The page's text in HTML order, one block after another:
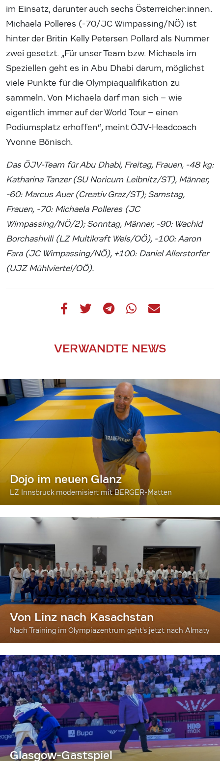
im Einsatz, darunter auch sechs Österreicher:innen.
Michaela Polleres (-70/JC Wimpassing/NÖ) ist
hinter der Britin Kelly Petersen Pollard als Nummer
zwei gesetzt. „Für unser Team bzw. Michaela im
Speziellen geht es in Abu Dhabi darum, möglichst
viele Punkte für die Olympiaqualifikation zu
sammeln. Von Michaela darf man sich – wie
eigentlich immer auf der World Tour – einen
Podiumsplatz erhoffen“, meint ÖJV-Headcoach
Yvonne Bönisch.
Das ÖJV-Team für Abu Dhabi, Freitag, Frauen, -48 kg:
Katharina Tanzer (SU Noricum Leibnitz/ST), Männer,
-60: Marcus Auer (Creativ Graz/ST); Samstag,
Frauen, -70: Michaela Polleres (JC
Wimpassing/NÖ/2); Sonntag, Männer, -90: Wachid
Borchashvili (LZ Multikraft Wels/OÖ), -100: Aaron
Fara (JC Wimpassing/NÖ), +100: Daniel Allerstorfer
(UJZ Mühlviertel/OÖ).
VERWANDTE NEWS
Dojo im neuen Glanz
LZ Innsbruck modernisiert mit BERGER-Matten
Von Linz nach Kasachstan
Nach Training im Olympiazentrum geht's jetzt nach Almaty
Glasgow-Gastspiel